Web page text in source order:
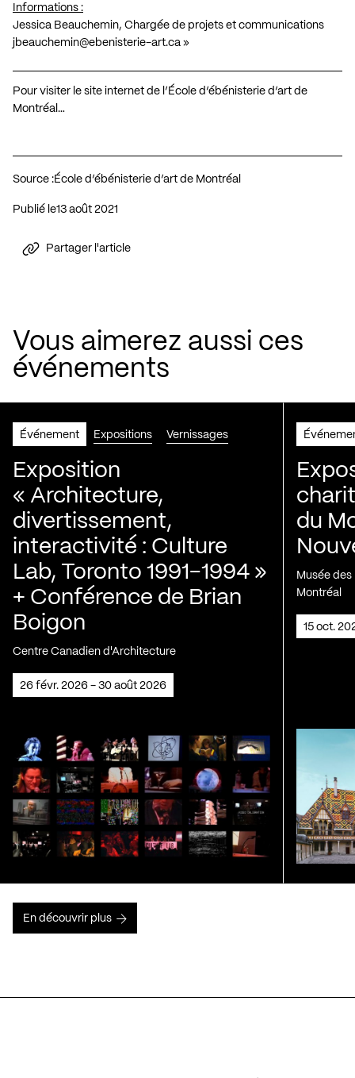
Informations :
Jessica Beauchemin, Chargée de projets et communications
jbeauchemin@ebenisterie-art.ca »
Pour visiter le site internet de l’École d’ébénisterie d’art de
Montréal…
Source :École d’ébénisterie d’art de Montréal
Publié le 13 août 2021
Partager l'article
Vous aimerez aussi ces
événements
Événement Expositions Vernissages
Exposition
« Architecture,
divertissement,
interactivité : Culture
Lab, Toronto 1991-1994 »
+ Conférence de Brian
Boigon
Centre Canadien d'Architecture
26 févr. 2026 - 30 août 2026
du
Musée
Montréal
15 oct.
En découvrir plus